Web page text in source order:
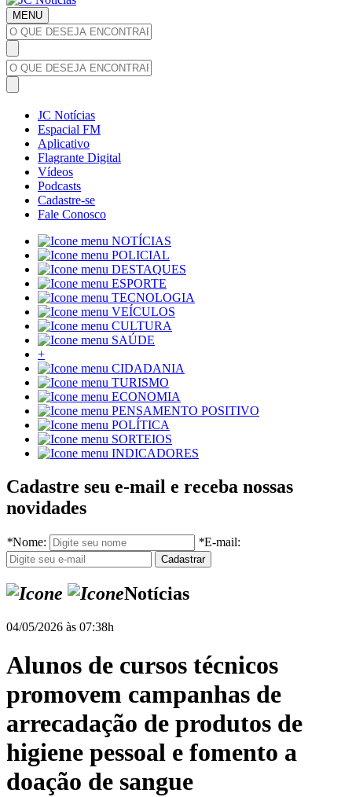
MENU
JC Notícias
Espacial FM
Aplicativo
Flagrante Digital
Vídeos
Podcasts
Cadastre-se
Fale Conosco
NOTÍCIAS
POLICIAL
DESTAQUES
ESPORTE
TECNOLOGIA
VEÍCULOS
CULTURA
SAÚDE
+
CIDADANIA
TURISMO
ECONOMIA
PENSAMENTO POSITIVO
POLÍTICA
SORTEIOS
INDICADORES
Cadastre seu e-mail e receba nossas
novidades
*Nome: *E-mail:
Notícias
04/05/2026 às 07:38h
Alunos de cursos técnicos
promovem campanhas de
arrecadação de produtos de
higiene pessoal e fomento a
doação de sangue